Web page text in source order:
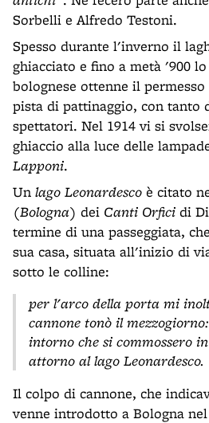
Sorbelli e Alfredo Testoni.
Spesso durante l'inverno il
ghiacciato e fino a metà '900
bolognese ottenne il
pista di pattinaggio, con tanto
spettatori. Nel 1914 vi si
ghiaccio alla luce delle
Lapponi.
Un lago Leonardesco è citato
(Bologna) dei Canti Orfici di
termine di una passeggiata,
sua casa, situata all'inizio di
sotto le colline:
per l'arco della porta mi
cannone tonò il
intorno che si commossero
attorno al lago Leonardesco.
Il colpo di cannone, che
venne introdotto a Bologna